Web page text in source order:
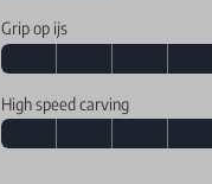
Grip op ijs
High speed carving